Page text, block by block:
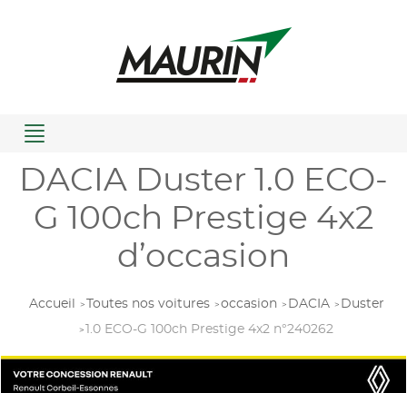
Menu
DACIA Duster 1.0 ECO-
G 100ch Prestige 4x2
d’occasion
Accueil Toutes nos voitures occasion DACIA
Duster
1.0 ECO-G 100ch Prestige 4x2 n°240262